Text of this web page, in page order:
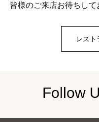
皆様のご来店お待ちして
レスト
Follow